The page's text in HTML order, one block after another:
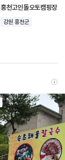
홍천고인돌오토캠핑장
강원 홍천군